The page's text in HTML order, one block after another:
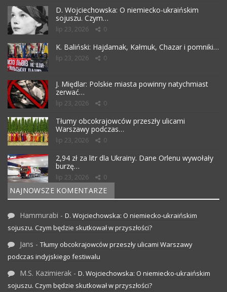
D. Wojciechowska: O niemiecko-ukraińskim
sojuszu. Czym…
lip 23, 2026 0
K. Baliński: Hajdamak, Kałmuk, Chazar i pomniki…
lip 23, 2026 0
J. Międlar: Polskie miasta powinny natychmiast
zerwać…
lip 23, 2026 0
Tłumy obcokrajowców przeszły ulicami
Warszawy podczas…
lip 23, 2026 0
2,94 zł za litr dla Ukrainy. Dane Orlenu wywołały
burzę…
lip 23, 2026 0
NAJNOWSZE KOMENTARZE
Hammurabi - D. Wojciechowska: O niemiecko-ukraińskim
sojuszu. Czym będzie skutkował w przyszłości?
Jans - Tłumy obcokrajowców przeszły ulicami Warszawy
podczas indyjskiego festiwalu
M.S. Kazimierak - D. Wojciechowska: O niemiecko-ukraińskim
sojuszu. Czym będzie skutkował w przyszłości?